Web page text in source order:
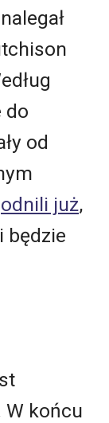
do
od
już,
będzie
W końcu